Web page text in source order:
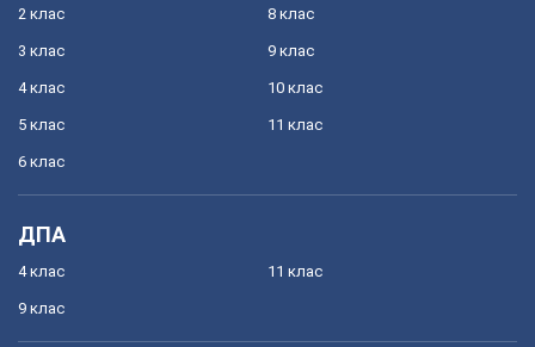
2 клас
3 клас
4 клас
5 клас
6 клас
8 клас
9 клас
10 клас
11 клас
ДПА
4 клас
9 клас
11 клас